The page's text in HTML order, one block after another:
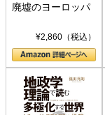
廃墟のヨーロッパ
¥2,860（税込）